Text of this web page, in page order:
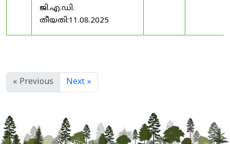
ജി.എ.ഡി.
തീയതി:11.08.2025
« Previous Next »